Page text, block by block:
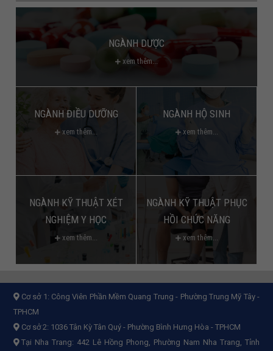
NGÀNH DƯỢC
xem thêm...
NGÀNH ĐIỀU DƯỠNG
xem thêm...
NGÀNH HỘ SINH
xem thêm...
NGÀNH KỸ THUẬT XÉT
NGHIỆM Y HỌC
xem thêm...
NGÀNH KỸ THUẬT PHỤC
HỒI CHỨC NĂNG
xem thêm...
Cơ sở 1: Công Viên Phần Mềm Quang Trung - Phường Trung Mỹ Tây -
TPHCM
Cơ sở 2: 1036 Tân Kỳ Tân Quý - Phường Bình Hưng Hòa - TPHCM
Tại Nha Trang: 442 Lê Hồng Phong, Phường Nam Nha Trang, Tỉnh